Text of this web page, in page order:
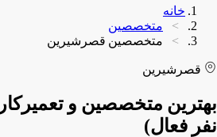
خانه
متخصصین
متخصصین قصرشیرین
قصرشیرین
نفر فعال)